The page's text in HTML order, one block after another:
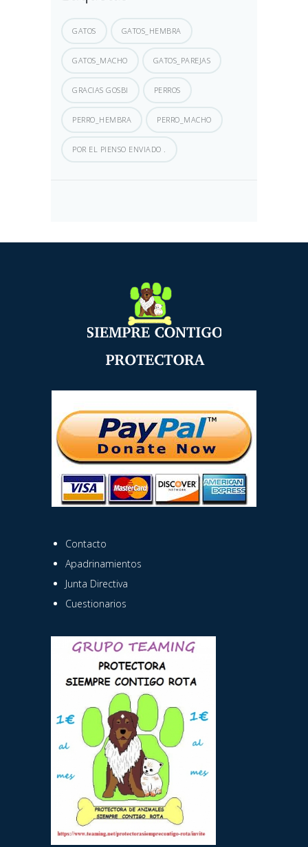
GATOS GATOS_HEMBRA
GATOS_MACHO GATOS_PAREJAS
GRACIAS GOSBI PERROS
PERRO_HEMBRA PERRO_MACHO
POR EL PIENSO ENVIADO .
Contacto
Apadrinamientos
Junta Directiva
Cuestionarios